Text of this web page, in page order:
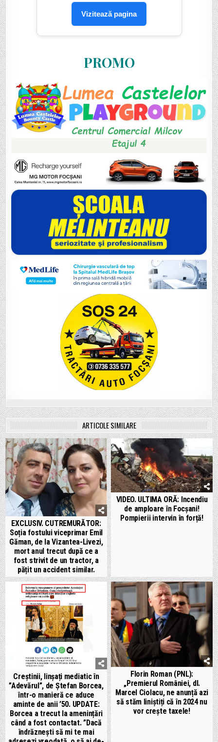
Vizitează pagina
PROMO
ARTICOLE SIMILARE
EXCLUSIV. CUTREMURĂTOR:
Soția fostului viceprimar Emil
Găman, de la Vizantea-Livezi,
mort anul trecut după ce a
fost strivit de un tractor, a
pățit un accident similar.
VIDEO. ULTIMA ORĂ: Incendiu
de amploare în Focșani!
Pompierii intervin în forță!
Creștinii, linșați mediatic în
”Adevărul”, de Ștefan Borcea,
într-o manieră ce aduce
aminte de anii ’50. UPDATE:
Borcea a trecut la amenințări
când a fost contactat. ”Dacă
îndrăznești să mi te mai
Florin Roman (PNL):
„Premierul României, dl.
Marcel Ciolacu, ne anunță azi
să stăm liniștiți că în 2024 nu
vor crește taxele!